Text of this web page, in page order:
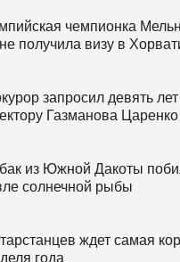
чемпионка
получила визу в
запросил девять
Газманова Царенко
из Южной Дакоты
солнечной рыбы
ждет самая
года